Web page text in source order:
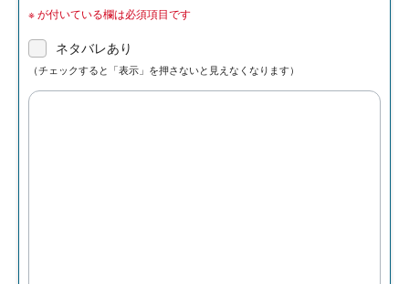
※が付いている欄は必須項目です
ネタバレあり
（チェックすると「表示」を押さないと見えなくなります）